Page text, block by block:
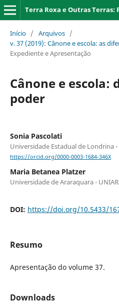
Terra Roxa e Outras Terras:
Início / Arquivos /
v. 37 (2019): Cânone e escola: as
Expediente e Apresentação
Cânone e escola:
poder
Sonia Pascolati
Universidade Estadual de Londrina -
https://orcid.org/0000-0003-1684-346X
Maria Betanea Platzer
Universidade de Araraquara -
DOI: https://doi.org/10.5433/
Resumo
Apresentação do volume 37.
Downloads